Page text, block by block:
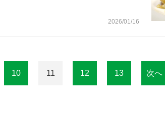
2026/01/16
10 11 12 13 次へ